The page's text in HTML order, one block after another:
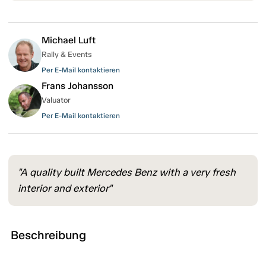
Michael Luft
Rally & Events
Per E-Mail kontaktieren
Frans Johansson
Valuator
Per E-Mail kontaktieren
"A quality built Mercedes Benz with a very fresh
interior and exterior"
Beschreibung